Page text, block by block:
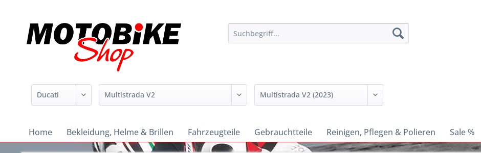
Home Bekleidung, Helme & Brillen Fahrzeugteile Gebrauchtteile Reinigen, Pflegen & Polieren Sale %